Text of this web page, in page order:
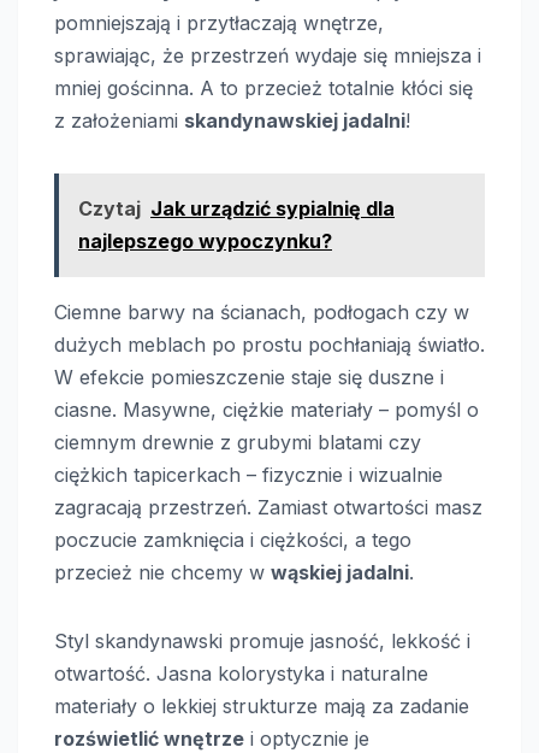
pomniejszają i przytłaczają wnętrze,
sprawiając, że przestrzeń wydaje się mniejsza i
mniej gościnna. A to przecież totalnie kłóci się
z założeniami skandynawskiej jadalni!
Czytaj Jak urządzić sypialnię dla
najlepszego wypoczynku?
Ciemne barwy na ścianach, podłogach czy w
dużych meblach po prostu pochłaniają światło.
W efekcie pomieszczenie staje się duszne i
ciasne. Masywne, ciężkie materiały – pomyśl o
ciemnym drewnie z grubymi blatami czy
ciężkich tapicerkach – fizycznie i wizualnie
zagracają przestrzeń. Zamiast otwartości masz
poczucie zamknięcia i ciężkości, a tego
przecież nie chcemy w wąskiej jadalni.
Styl skandynawski promuje jasność, lekkość i
otwartość. Jasna kolorystyka i naturalne
materiały o lekkiej strukturze mają za zadanie
rozświetlić wnętrze i optycznie je